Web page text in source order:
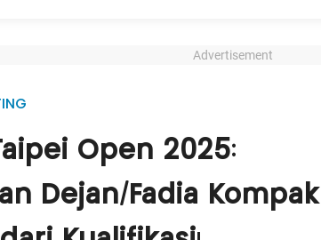
Advertisement
Open 2025:
Dejan/Fadia Kompak